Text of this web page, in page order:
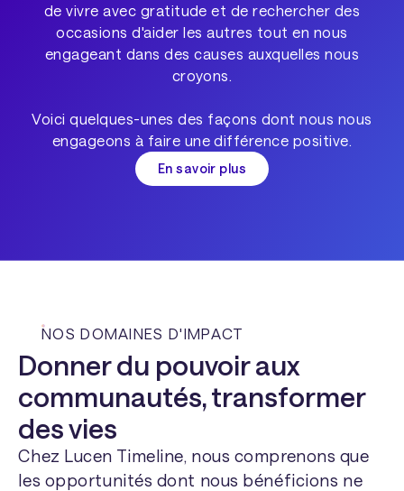
de vivre avec gratitude et de rechercher des
occasions d'aider les autres tout en nous
engageant dans des causes auxquelles nous
croyons.
Voici quelques-unes des façons dont nous nous
engageons à faire une différence positive.
En savoir plus
NOS DOMAINES D'IMPACT
Donner du pouvoir aux
communautés, transformer
des vies
Chez Lucen Timeline, nous comprenons que
les opportunités dont nous bénéficions ne